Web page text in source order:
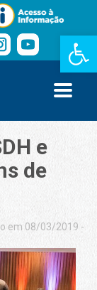
Barra de
e
de
em 08/03/2019 -